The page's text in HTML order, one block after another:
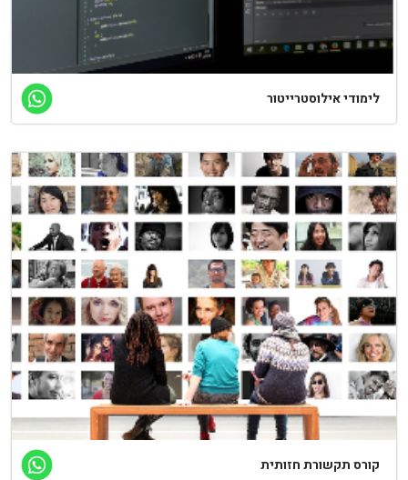
לימודי אילוסטרייטור
קורס תקשורת חזותית